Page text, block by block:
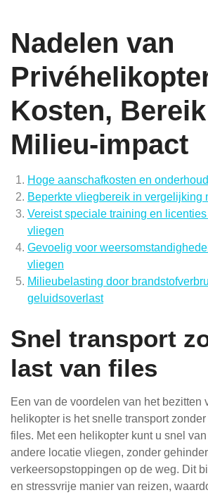
Nadelen van
Kosten,
Milieu-impact
Hoge aanschafkosten en
Beperkte vliegbereik in vergelijking
Vereist speciale training en
vliegen
Gevoelig voor
vliegen
Milieubelasting door
geluidsoverlast
Snel transport
last van files
Een van de voordelen van het bezitten
helikopter is het snelle transport
files. Met een helikopter kunt u snel
andere locatie vliegen, zonder
verkeersopstoppingen op de weg. Dit
en stressvrije manier van reizen,